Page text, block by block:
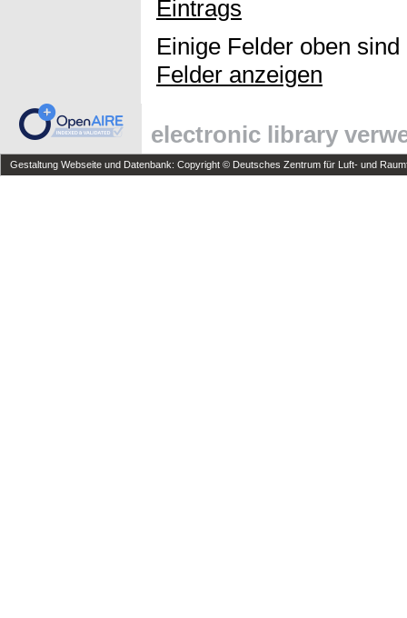
Eintrags
Einige Felder oben
Felder anzeigen
electronic library
Gestaltung Webseite und Datenbank: Copyright © Deutsches Zentrum für Luft- und